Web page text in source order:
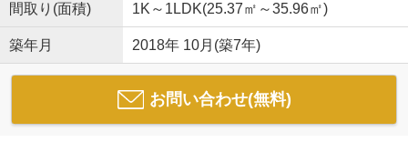
間取り(面積) 1K～1LDK(25.37㎡～35.96㎡)
築年月 2018年 10月(築7年)
お問い合わせ(無料)